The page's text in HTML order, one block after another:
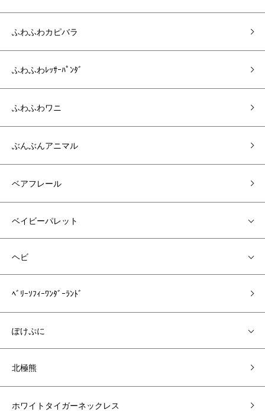
ふわふわカピバラ
ふわふわﾚｯｻｰﾊﾟﾝﾀﾞ
ふわふわワニ
ぶんぶんアニマル
ベアフレール
ベイビーパレット
ヘビ
ﾍﾞﾘｰｿﾌｨｰﾜﾝﾀﾞｰﾗﾝﾄﾞ
ぽけぷに
北極熊
ホワイトタイガーネックレス